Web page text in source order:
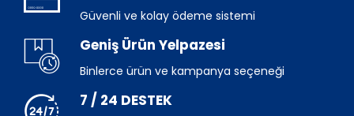
Güvenli ve kolay ödeme sistemi
Geniş Ürün Yelpazesi
Binlerce ürün ve kampanya seçeneği
7 / 24 DESTEK